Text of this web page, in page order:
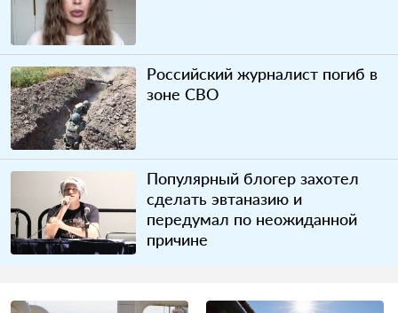
Российский журналист погиб в
зоне СВО
Популярный блогер захотел
сделать эвтаназию и
передумал по неожиданной
причине